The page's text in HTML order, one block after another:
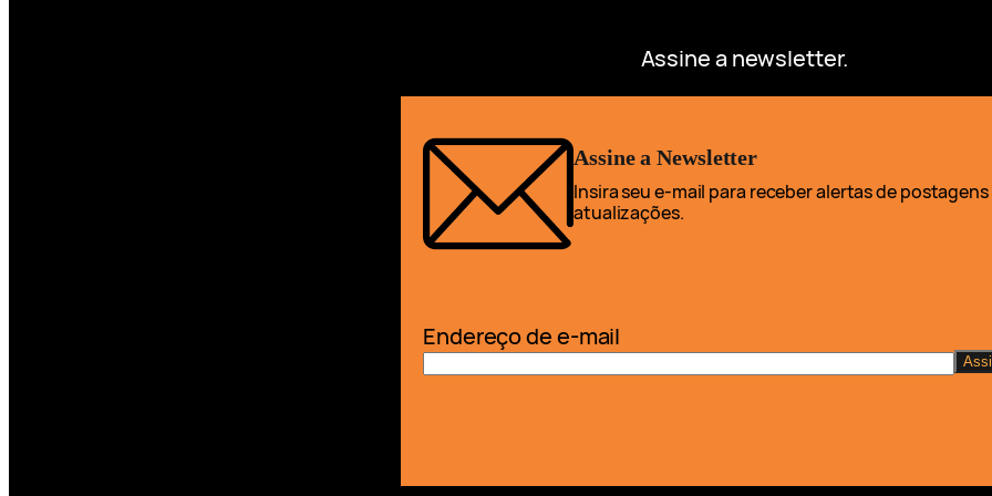
Assine a newsletter.
Assine a Newsletter
Insira seu e-mail para receber alertas de postagens
atualizações.
Endereço de e-mail